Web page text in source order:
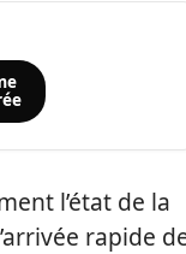
l’état de la
rapide